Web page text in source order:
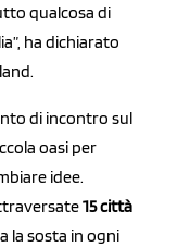
qualcosa di
ha dichiarato
di incontro sul
oasi per
idee.
15 città
la sosta in ogni